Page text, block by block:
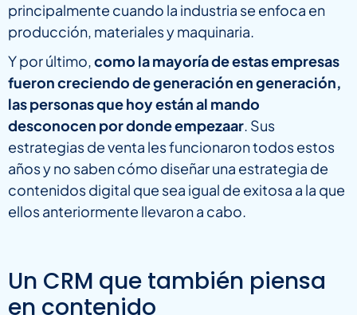
principalmente cuando la industria se enfoca en
producción, materiales y maquinaria.
Y por último,como la mayoría de estas empresas
fueron creciendo de generación en generación,
las personas que hoy están al mando
desconocen por donde empezaar. Sus
estrategias de venta les funcionaron todos estos
años y no saben cómo diseñar una estrategia de
contenidos digital que sea igual de exitosa a la que
ellos anteriormente llevaron a cabo.
Un CRM que también piensa
en contenido